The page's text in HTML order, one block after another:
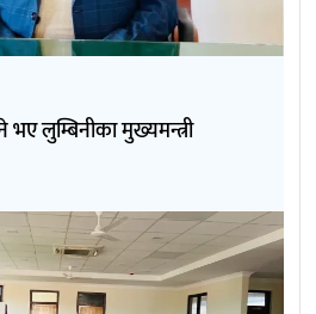
लुम्बिनीका मुख्यमन्त्री